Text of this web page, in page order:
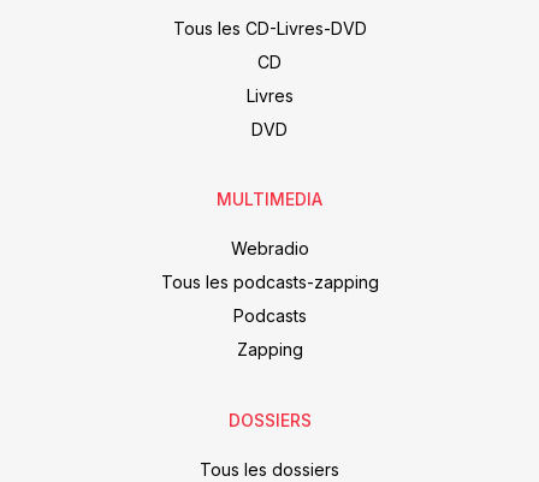
Tous les CD-Livres-DVD
CD
Livres
DVD
MULTIMEDIA
Webradio
Tous les podcasts-zapping
Podcasts
Zapping
DOSSIERS
Tous les dossiers